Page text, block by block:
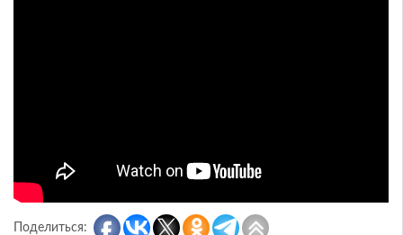
Поделиться: